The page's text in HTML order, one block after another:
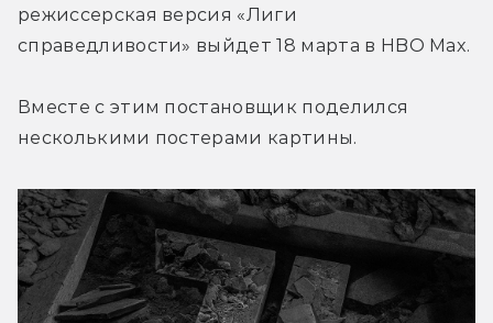
режиссерская версия «Лиги
справедливости» выйдет 18 марта в HBO Max.
Вместе с этим постановщик поделился
несколькими постерами картины.